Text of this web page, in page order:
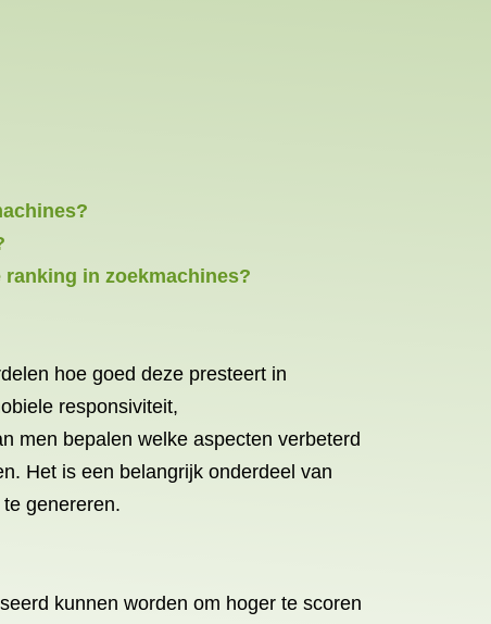
in zoekmachines?
hoe goed deze presteert in
responsiviteit,
men bepalen welke aspecten verbeterd
Het is een belangrijk onderdeel van
genereren.
kunnen worden om hoger te scoren